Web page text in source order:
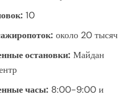
10
около 20 тысяч
остановки: Майдан
часы: 8:00-9:00 и